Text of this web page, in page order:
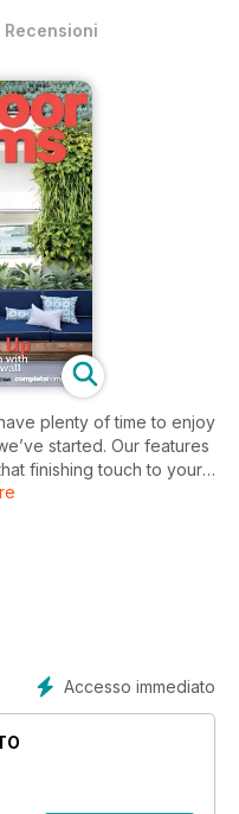
Recensioni
plenty of time to enjoy
started. Our features
finishing touch to your
We visit a harbour-
that’s a breath of
industry experts, this
and delight.
Accesso immediato